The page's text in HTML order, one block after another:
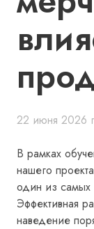
22 июня 2026
В рамках
нашего
один из самых
Эффективная
наведение